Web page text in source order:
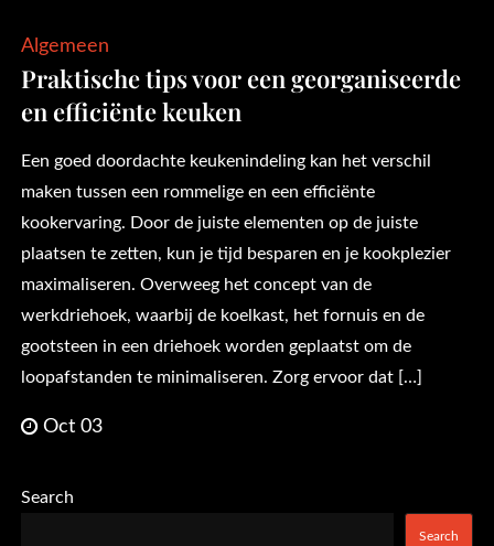
Algemeen
Praktische tips voor een georganiseerde
en efficiënte keuken
Een goed doordachte keukenindeling kan het verschil
maken tussen een rommelige en een efficiënte
kookervaring. Door de juiste elementen op de juiste
plaatsen te zetten, kun je tijd besparen en je kookplezier
maximaliseren. Overweeg het concept van de
werkdriehoek, waarbij de koelkast, het fornuis en de
gootsteen in een driehoek worden geplaatst om de
loopafstanden te minimaliseren. Zorg ervoor dat […]
Oct 03
Search
Search